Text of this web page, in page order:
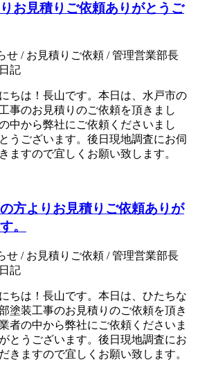
お見積りご依頼ありがとうご
せ / お見積りご依頼 / 管理営業部長
記
ちは！長山です。本日は、水戸市の
事のお見積りのご依頼を頂きまし
中から弊社にご依頼くださいまし
うございます。後日現地調査にお伺
ますので宜しくお願い致します。
方よりお見積りご依頼ありが
。
せ / お見積りご依頼 / 管理営業部長
記
ちは！長山です。本日は、ひたちな
塗装工事のお見積りのご依頼を頂き
者の中から弊社にご依頼くださいま
とうございます。後日現地調査にお
きますので宜しくお願い致します。